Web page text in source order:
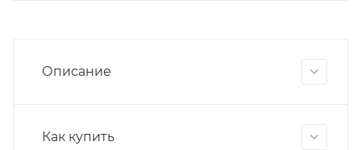
Описание
Как купить